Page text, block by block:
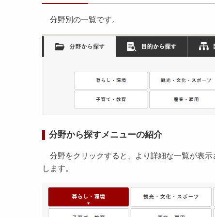
分野別の一覧です。
分野から探すメニューの紹介
分野をクリックすると、より詳細な一覧が表
します。